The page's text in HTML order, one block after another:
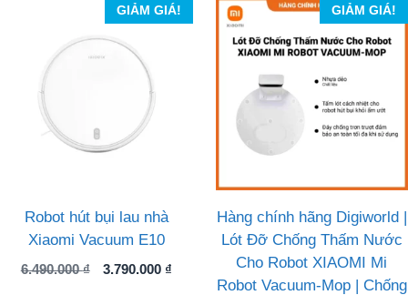
GIẢM GIÁ!
Robot hút bụi lau nhà
Xiaomi Vacuum E10
6.490.000₫
Giá
3.790.000 ₫Giá
GIẢM GIÁ!
Hàng chính hãng Digiworld |
Lót Đỡ Chống Thấm Nước
Cho Robot XIAOMI Mi
Robot Vacuum-Mop | Chống